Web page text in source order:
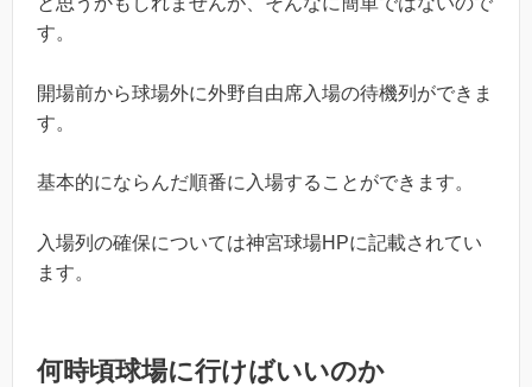
す。
開場前から球場外に外野自由席入場の待機列ができま
す。
基本的にならんだ順番に入場することができます。
入場列の確保については神宮球場HPに記載されてい
ます。
何時頃球場に行けばいいのか